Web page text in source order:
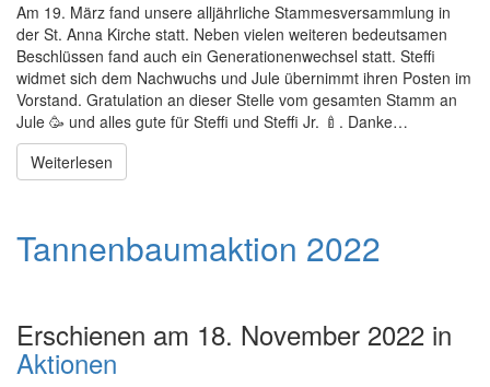
Am 19. März fand unsere alljährliche Stammesversammlung in
der St. Anna Kirche statt. Neben vielen weiteren bedeutsamen
Beschlüssen fand auch ein Generationenwechsel statt. Steffi
widmet sich dem Nachwuchs und Jule übernimmt ihren Posten im
Vorstand. Gratulation an dieser Stelle vom gesamten Stamm an
Jule 🥳 und alles gute für Steffi und Steffi Jr. 🍼. Danke…
Weiterlesen
Tannenbaumaktion 2022
Erschienen am 18. November 2022 in
Aktionen